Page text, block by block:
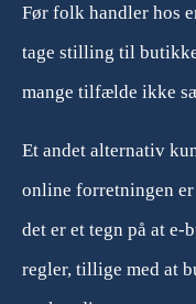
Før folk handler hos
tage stilling til
mange tilfælde ikke
Et andet alternativ
online forretningen
det er et tegn på at
regler, tillige med at